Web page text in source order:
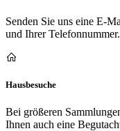
Senden Sie uns eine E-
und Ihrer Telefonnummer.
Hausbesuche
Bei größeren
Ihnen auch eine